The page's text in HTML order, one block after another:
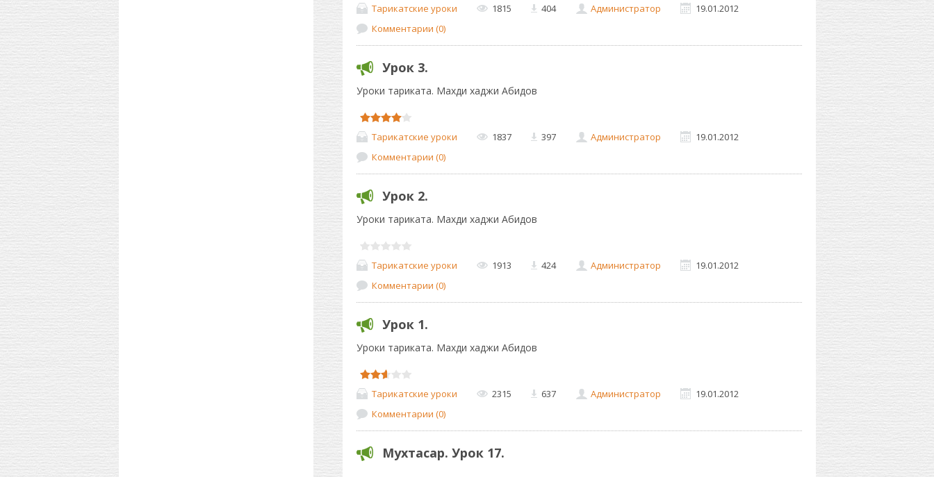
Тарикатские уроки 1815 404 Администратор
19.01.2012
Комментарии (0)
Урок 3.
Уроки тариката. Махди хаджи Абидов
Тарикатские уроки 1837 397 Администратор
19.01.2012
Комментарии (0)
Урок 2.
Уроки тариката. Махди хаджи Абидов
Тарикатские уроки 1913 424 Администратор
19.01.2012
Комментарии (0)
Урок 1.
Уроки тариката. Махди хаджи Абидов
Тарикатские уроки 2315 637 Администратор
19.01.2012
Комментарии (0)
Мухтасар. Урок 17.